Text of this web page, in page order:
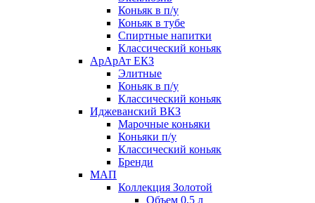
Коньяк в п/у
Коньяк в тубе
Спиртные напитки
Классический коньяк
АрАрАт ЕКЗ
Элитные
Коньяк в п/у
Классический коньяк
Иджеванский ВКЗ
Марочные коньяки
Коньяки п/у
Классический коньяк
Бренди
МАП
Коллекция Золотой
Объем 0,5 л